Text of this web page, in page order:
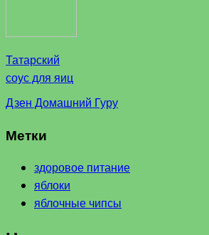
Татарский
соус для яиц
Дзен Домашний Гуру
Метки
здоровое питание
яблоки
яблочные чипсы